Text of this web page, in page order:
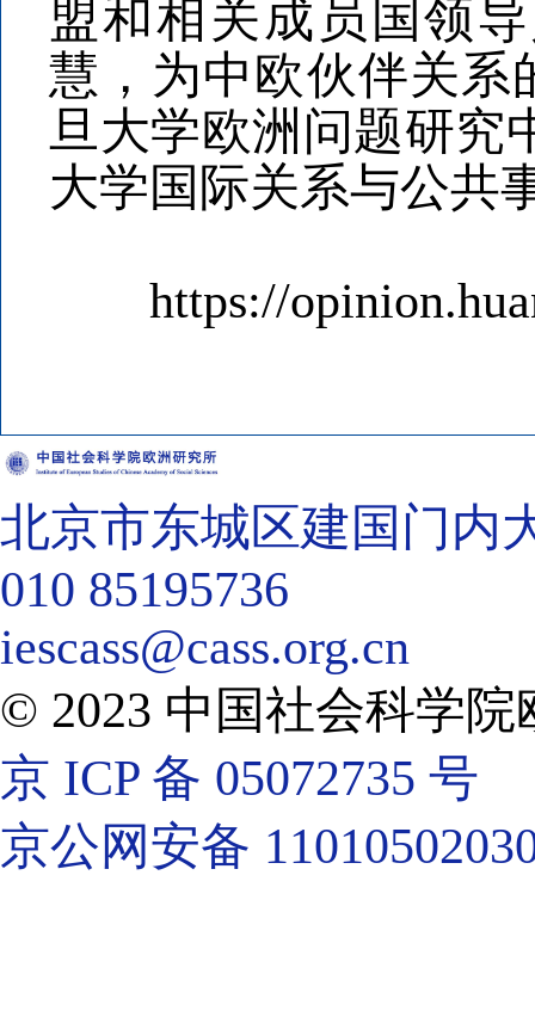
盟和相关成员国领
慧，为中欧伙伴关系
旦大学欧洲问题研究
大学国际关系与公共
https://
北京市东城区建国门内
010 85195736
iescass@cass.org.cn
© 2023 中国社会科学
京 ICP 备 05072735 号
京公网安备